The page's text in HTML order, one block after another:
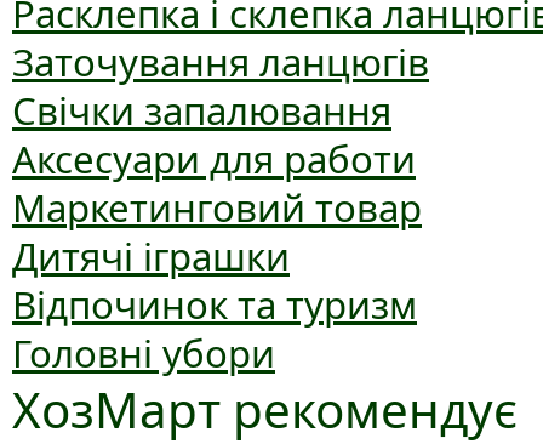
Расклепка і склепка
Заточування ланцюгів
Свічки запалювання
Аксесуари для работи
Маркетинговий товар
Дитячі іграшки
Відпочинок та туризм
Головні убори
ХозМарт рекомендує